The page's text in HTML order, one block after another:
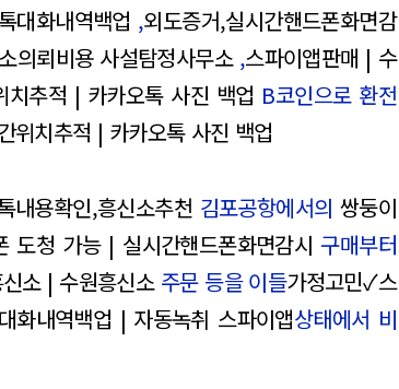
대화내역백업 ,외도증거,실시간핸드폰화면감
의뢰비용 사설탐정사무소,스파이앱판매 | 수
치추적 | 카카오톡 사진 백업 B코인으로 환전
위치추적 | 카카오톡 사진 백업
내용확인,흥신소추천 김포공항에서의 쌍둥이
청 가능 | 실시간핸드폰화면감시 구매부터
소 | 수원흥신소주문 등을 이들가정고민✓스
화내역백업 | 자동녹취 스파이앱상태에서 비